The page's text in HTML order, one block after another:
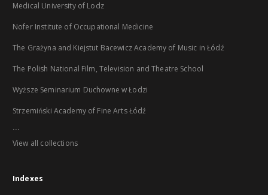
Medical University of Lodz
Nofer Institute of Occupational Medicine
The Grażyna and Kiejstut Bacewicz Academy of Music in Łódź
The Polish National Film, Television and Theatre School
Wyższe Seminarium Duchowne w Łodzi
Strzemiński Academy of Fine Arts Łódź
...
View all collections
Indexes